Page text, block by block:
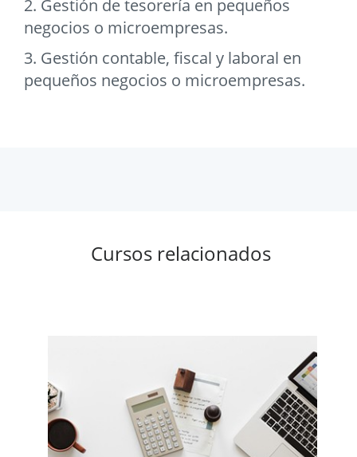
2. Gestión de tesorería en pequeños
negocios o microempresas.
3. Gestión contable, fiscal y laboral en
pequeños negocios o microempresas.
Cursos relacionados